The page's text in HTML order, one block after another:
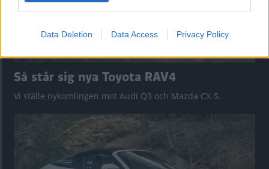
Data Deletion Data Access Privacy Policy
Så står sig nya Toyota RAV4
Vi ställe nykomlingen mot Audi Q3 och Mazda CX-5.